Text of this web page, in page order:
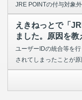
JRE POINTの付与対象
えきねっとで「
ました。原因を
ユーザーIDの統合等を
されてしまったことが